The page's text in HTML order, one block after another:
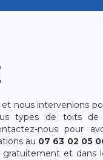
et nous intervenions
types de toits de
nous pour
au 07 63 02 05
gratuitement et dans